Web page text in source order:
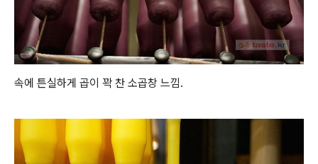
속에 튼실하게 곱이 꽉 찬 소곱창 느낌.